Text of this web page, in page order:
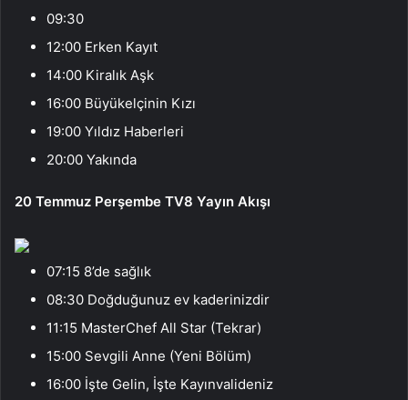
09:30
12:00 Erken Kayıt
14:00 Kiralık Aşk
16:00 Büyükelçinin Kızı
19:00 Yıldız Haberleri
20:00 Yakında
20 Temmuz Perşembe TV8 Yayın Akışı
07:15 8’de sağlık
08:30 Doğduğunuz ev kaderinizdir
11:15 MasterChef All Star (Tekrar)
15:00 Sevgili Anne (Yeni Bölüm)
16:00 İşte Gelin, İşte Kayınvalideniz